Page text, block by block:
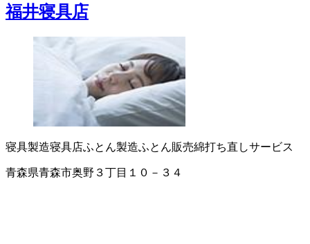
福井寝具店
寝具製造寝具店ふとん製造ふとん販売綿打ち直しサービス
青森県青森市奥野３丁目１０－３４